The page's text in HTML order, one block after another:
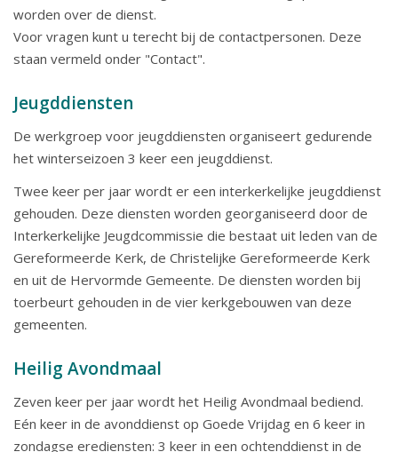
worden over de dienst.
Voor vragen kunt u terecht bij de contactpersonen. Deze
staan vermeld onder "Contact".
Jeugddiensten
De werkgroep voor jeugddiensten organiseert gedurende
het winterseizoen 3 keer een jeugddienst.
Twee keer per jaar wordt er een interkerkelijke jeugddienst
gehouden. Deze diensten worden georganiseerd door de
Interkerkelijke Jeugdcommissie die bestaat uit leden van de
Gereformeerde Kerk, de Christelijke Gereformeerde Kerk
en uit de Hervormde Gemeente. De diensten worden bij
toerbeurt gehouden in de vier kerkgebouwen van deze
gemeenten.
Heilig Avondmaal
Zeven keer per jaar wordt het Heilig Avondmaal bediend.
Eén keer in de avonddienst op Goede Vrijdag en 6 keer in
zondagse erediensten: 3 keer in een ochtenddienst in de